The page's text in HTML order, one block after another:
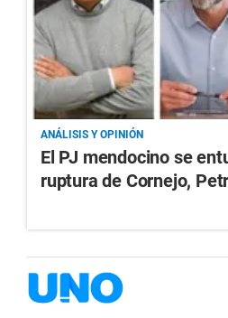
ANÁLISIS Y OPINIÓN
El PJ mendocino se
ruptura de Cornejo,